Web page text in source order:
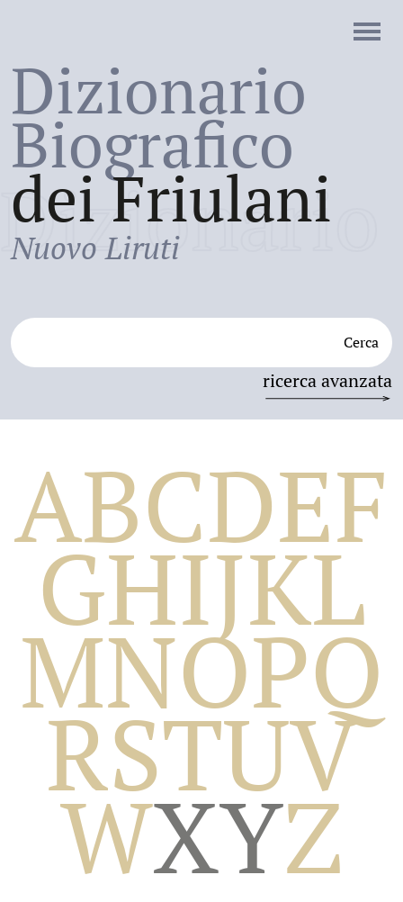
Dizionario
Biografico
dei Friulani
Nuovo Liruti
Cerca
ricerca avanzata
Dizionario
Biografico
ABCDEF
GHIJKL
MNOPQ
RSTUV
WXYZ